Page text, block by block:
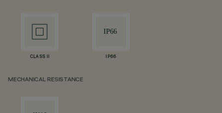
CLASS II IP66
MECHANICAL RESISTANCE